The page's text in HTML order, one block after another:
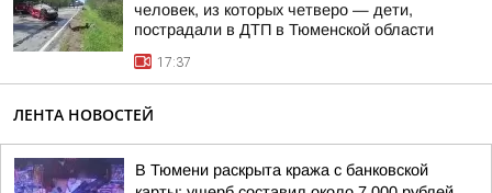
человек, из которых четверо — дети,
пострадали в ДТП в Тюменской области
17:37
ЛЕНТА НОВОСТЕЙ
В Тюмени раскрыта кража с банковской